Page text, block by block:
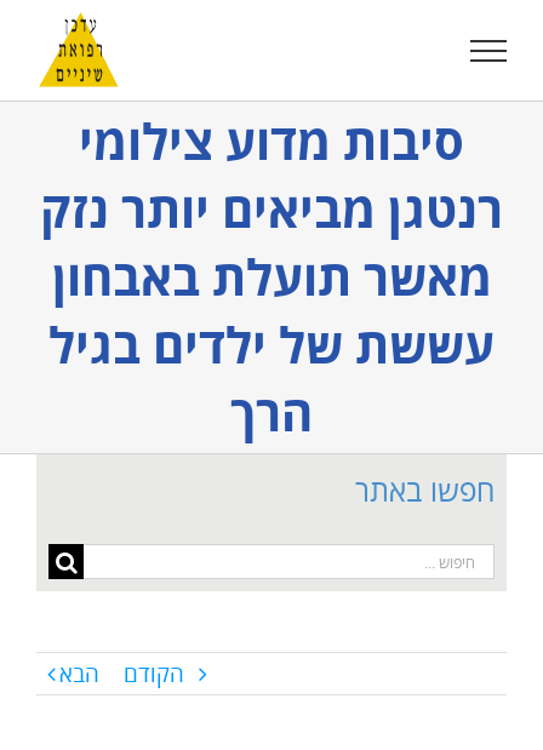
לתוכן
סיבות מדוע צילומי
רנטגן מביאים יותר נזק
מאשר תועלת באבחון
עששת של ילדים בגיל
הרך
הקודם הבא
חפשו באתר
חיפוש...